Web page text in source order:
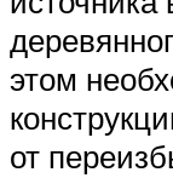
этом
от